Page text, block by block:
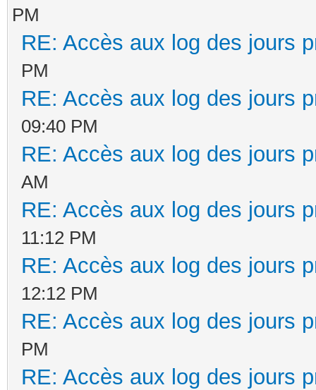
PM
RE: Accès aux log des jours
PM
RE: Accès aux log des jours
09:40 PM
RE: Accès aux log des jours
AM
RE: Accès aux log des jours
11:12 PM
RE: Accès aux log des jours
12:12 PM
RE: Accès aux log des jours
PM
RE: Accès aux log des jours